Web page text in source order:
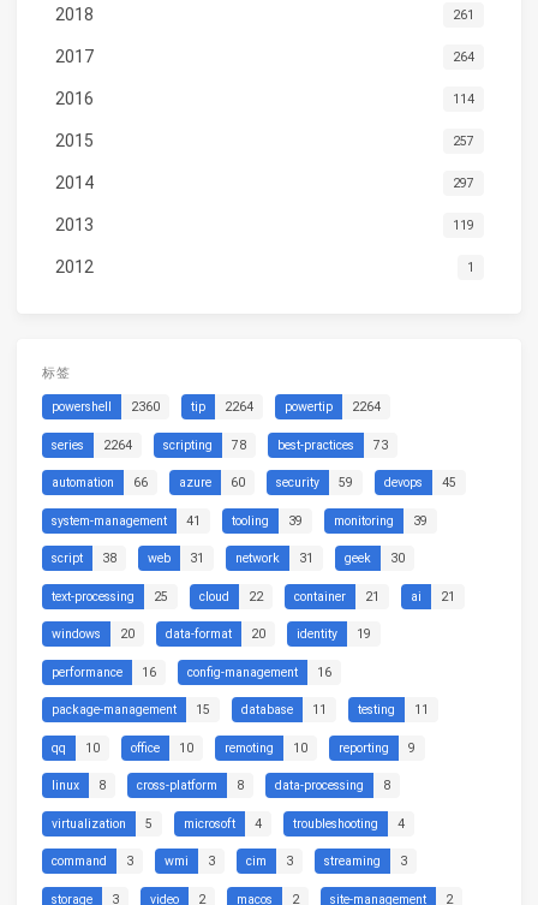
2018 261
2017 264
2016 114
2015 257
2014 297
2013 119
2012 1
标签
powershell 2360 tip 2264 powertip 2264
series 2264 scripting 78 best-practices 73
automation 66 azure 60 security 59 devops 45
system-management 41 tooling 39 monitoring 39
script 38 web 31 network 31 geek 30
text-processing 25 cloud 22 container 21 ai 21
windows 20 data-format 20 identity 19
performance 16 config-management 16
package-management 15 database 11 testing 11
qq 10 office 10 remoting 10 reporting 9
linux 8 cross-platform 8 data-processing 8
virtualization 5 microsoft 4 troubleshooting 4
command 3 wmi 3 cim 3 streaming 3
storage 3 video 2 macos 2 site-management 2